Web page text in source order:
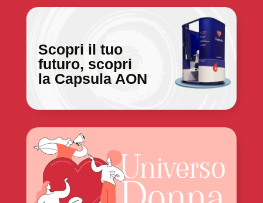
Scopri il tuo
futuro, scopri
la Capsula AON